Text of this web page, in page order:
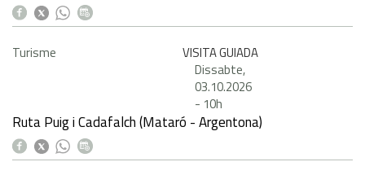
Turisme
VISITA GUIADA
Dissabte,
03.10.2026
- 10h
Ruta Puig i Cadafalch (Mataró - Argentona)